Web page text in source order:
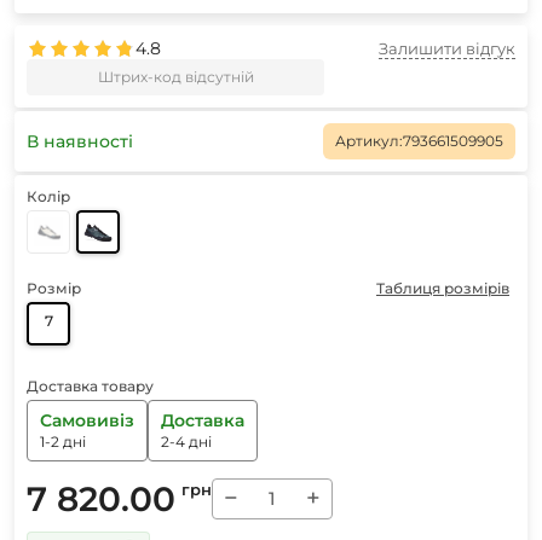
4.8
Штрих-код відсутній
Залишити відгук
В наявності Артикул:793661509905
Колір
Розмір
Таблиця розмірів
7
Доставка товару
Самовивіз
1-2 дні
Доставка
2-4 дні
7 820.00 грн − +